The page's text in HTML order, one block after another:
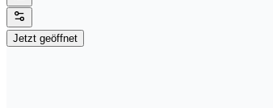
Jetzt geöffnet